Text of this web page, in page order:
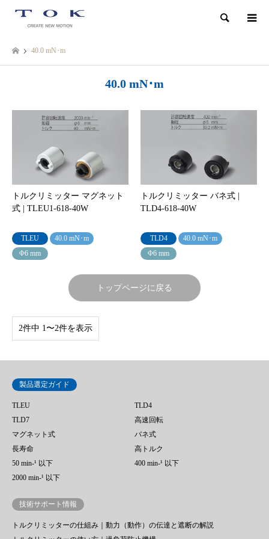
検索
40.0 mN･m
40.0 mN･m
トルクリミッター マグネット
式 | TLEU1-618-40W
TLEU
40.0 mN･m
Φ6 mm
トルクリミッター バネ式 |
TLD4-618-40W
TLD4
40.0 mN･m
Φ6 mm
トップページに戻る
2件中 1〜2件を表示
製品選定ガイド
TLEU
TLD4
TLD7
高速回転
マグネット式
バネ式
長寿命
高トルク
50 min‐¹ 以下
400 min-¹ 以下
2000 min-¹ 以下
技術サポート情報
トルクリミッターの仕組み｜動力（動作）の伝達と遮断の解説